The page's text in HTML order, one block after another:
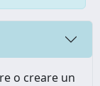
o creare un